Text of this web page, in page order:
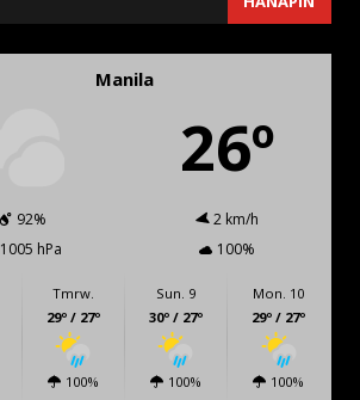
Manila
26º
92%
2 km/h
1005 hPa
100%
Tmrw.
29º / 27º
100%
Sun. 9
30º / 27º
100%
Mon. 10
29º / 27º
100%